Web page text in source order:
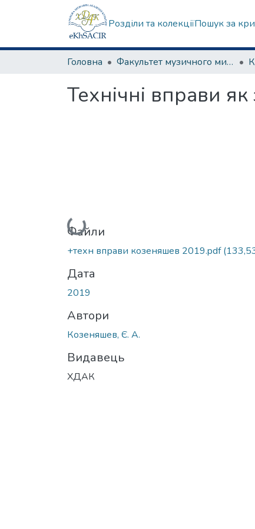
Розділи та колекціїПошук за
Головна Факультет музичного мистецтва
Технічні вправи
Вантажиться...
Файли
+техн вправи козеняшев 2019.pdf
Дата
2019
Автори
Козеняшев, Є. А.
Видавець
ХДАК